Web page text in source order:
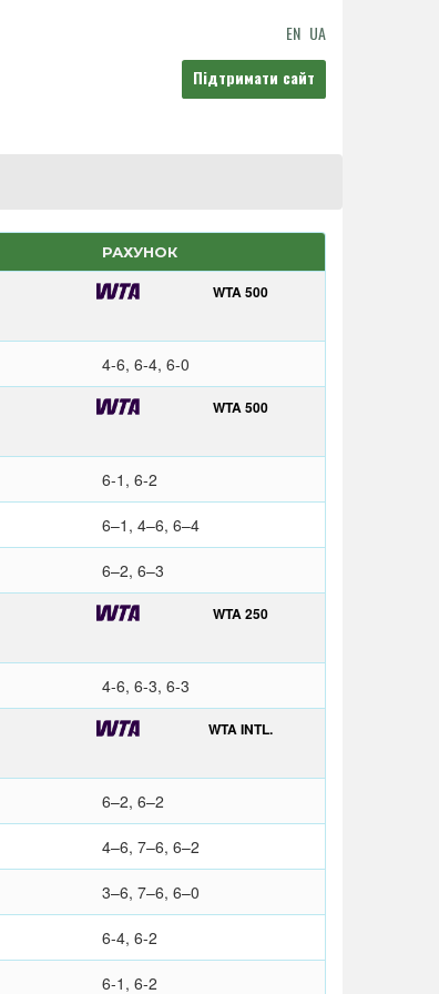
EN UA
Підтримати сайт
РАХУНОК
WTA 500
4-6, 6-4, 6-0
WTA 500
6-1, 6-2
6–1, 4–6, 6–4
6–2, 6–3
WTA 250
4-6, 6-3, 6-3
WTA INTL.
6–2, 6–2
4–6, 7–6, 6–2
3–6, 7–6, 6–0
6-4, 6-2
6-1, 6-2